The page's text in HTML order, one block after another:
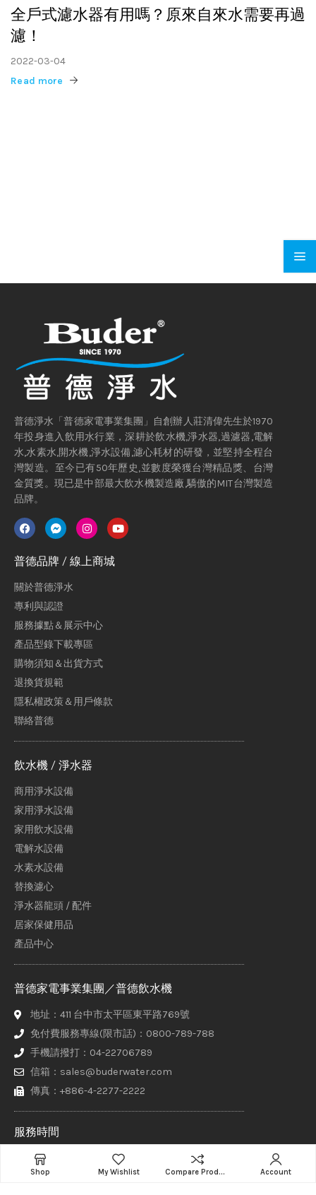
全戶式濾水器有用嗎？原來自來水需要再過
濾！
2022-03-04
Read more
普德淨水「普德家電事業集團」自創辦人莊清偉先生於1970
年投身進入飲用水行業，深耕於飲水機,淨水器,過濾器,電解
水,水素水,開水機,淨水設備,濾心耗材的研發，並堅持全程台
灣製造。至今已有50年歷史,並數度榮獲台灣精品獎、台灣
金質獎。現已是中部最大飲水機製造廠,驕傲的MIT台灣製造
品牌。
普德品牌 / 線上商城
關於普德淨水
專利與認證
服務據點＆展示中心
產品型錄下載專區
購物須知＆出貨方式
退換貨規範
隱私權政策＆用戶條款
聯絡普德
飲水機 / 淨水器
商用淨水設備
家用淨水設備
家用飲水設備
電解水設備
水素水設備
替換濾心
淨水器龍頭 / 配件
居家保健用品
產品中心
普德家電事業集團／普德飲水機
地址：411 台中市太平區東平路769號
免付費服務專線(限市話)：0800-789-788
手機請撥打：04-22706789
信箱：sales@buderwater.com
傳真：+886-4-2277-2222
服務時間
週一至週五 8:00 - 17:30（正常上班日由專人接聽）
其他時間請於網站上方【聯絡普德】頁面填寫聯繫表單，客服專員
Shop My Wishlist Compare Products Account